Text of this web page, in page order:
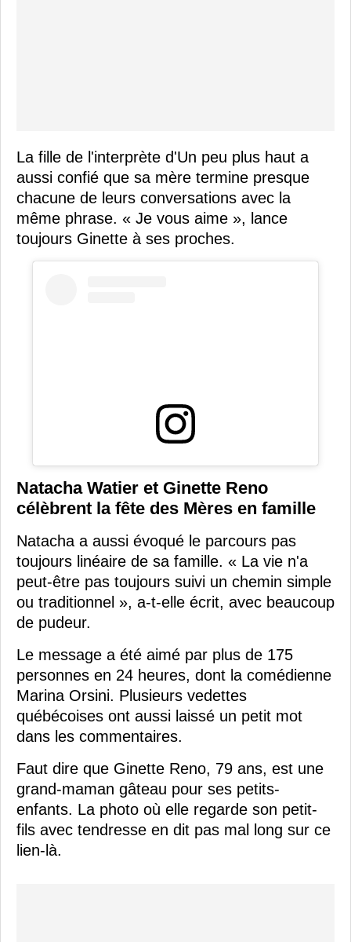
La fille de l'interprète d'Un peu plus haut a
aussi confié que sa mère termine presque
chacune de leurs conversations avec la
même phrase. « Je vous aime », lance
toujours Ginette à ses proches.
Natacha Watier et Ginette Reno
célèbrent la fête des Mères en famille
Natacha a aussi évoqué le parcours pas
toujours linéaire de sa famille. « La vie n'a
peut-être pas toujours suivi un chemin simple
ou traditionnel », a-t-elle écrit, avec beaucoup
de pudeur.
Le message a été aimé par plus de 175
personnes en 24 heures, dont la comédienne
Marina Orsini. Plusieurs vedettes
québécoises ont aussi laissé un petit mot
dans les commentaires.
Faut dire que Ginette Reno, 79 ans, est une
grand-maman gâteau pour ses petits-
enfants. La photo où elle regarde son petit-
fils avec tendresse en dit pas mal long sur ce
lien-là.